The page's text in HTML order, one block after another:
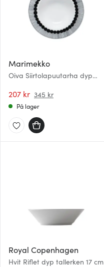
Marimekko
Oiva Siirtolapuutarha dyp
207 kr 345 kr
På lager
Royal Copenhagen
Hvit Riflet dyp tallerken 17 cm